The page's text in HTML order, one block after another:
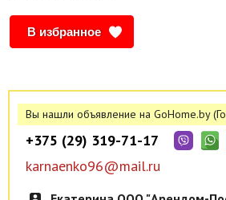
принадлежности (комплект белья,
Регулярная уборка. 8. Отчетные
комплектации квартир под Ваши
В избранное
Вы нашли объявление на GoHome.by
+375 (29) 319-71-17
karnaenko96@mail.ru